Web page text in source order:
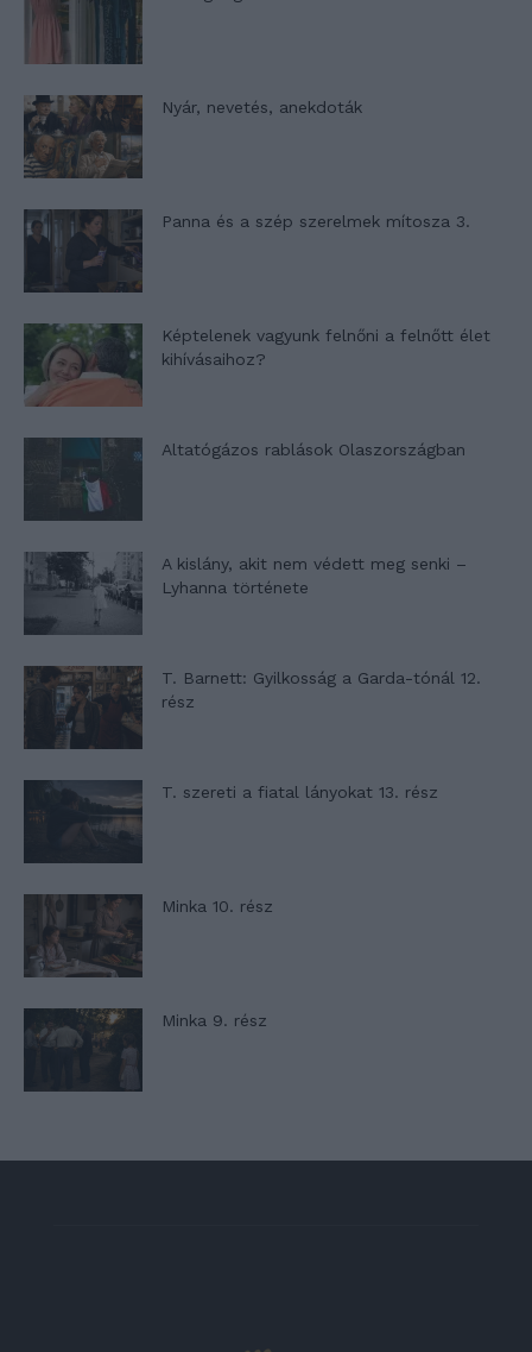
Nyár, nevetés, anekdoták
Panna és a szép szerelmek mítosza 3.
Képtelenek vagyunk felnőni a felnőtt élet
kihívásaihoz?
Altatógázos rablások Olaszországban
A kislány, akit nem védett meg senki –
Lyhanna története
T. Barnett: Gyilkosság a Garda-tónál 12.
rész
T. szereti a fiatal lányokat 13. rész
Minka 10. rész
Minka 9. rész